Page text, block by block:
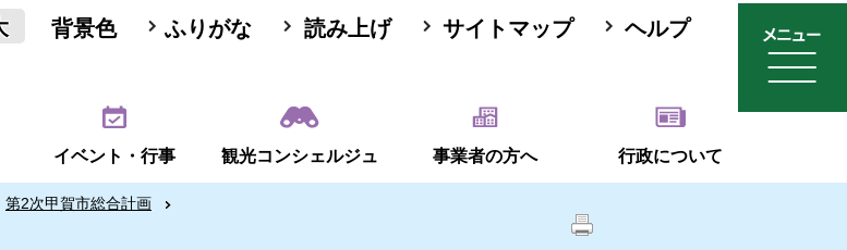
背景色 ふりがな 読み上げ サイトマップ ヘルプ
イベント・行事 観光コンシェルジュ 事業者の方へ 行政について
第2次甲賀市総合計画